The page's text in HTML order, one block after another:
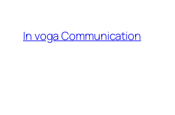
content
In voga Communication